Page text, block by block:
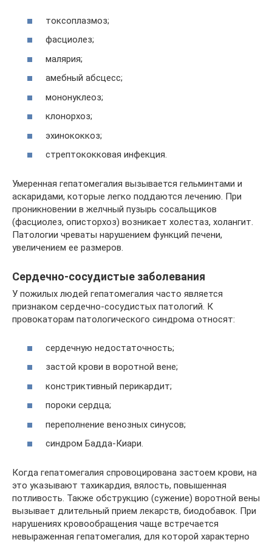
токсоплазмоз;
фасциолез;
малярия;
амебный абсцесс;
мононуклеоз;
клонорхоз;
эхинококкоз;
стрептококковая инфекция.
Умеренная гепатомегалия вызывается гельминтами и
аскаридами, которые легко поддаются лечению. При
проникновении в желчный пузырь сосальщиков
(фасциолез, описторхоз) возникает холестаз, холангит.
Патологии чреваты нарушением функций печени,
увеличением ее размеров.
Сердечно-сосудистые заболевания
У пожилых людей гепатомегалия часто является
признаком сердечно-сосудистых патологий. К
провокаторам патологического синдрома относят:
сердечную недостаточность;
застой крови в воротной вене;
констриктивный перикардит;
пороки сердца;
переполнение венозных синусов;
синдром Бадда-Киари.
Когда гепатомегалия спровоцирована застоем крови, на
это указывают тахикардия, вялость, повышенная
потливость. Также обструкцию (сужение) воротной вены
вызывает длительный прием лекарств, биодобавок. При
нарушениях кровообращения чаще встречается
невыраженная гепатомегалия, для которой характерно